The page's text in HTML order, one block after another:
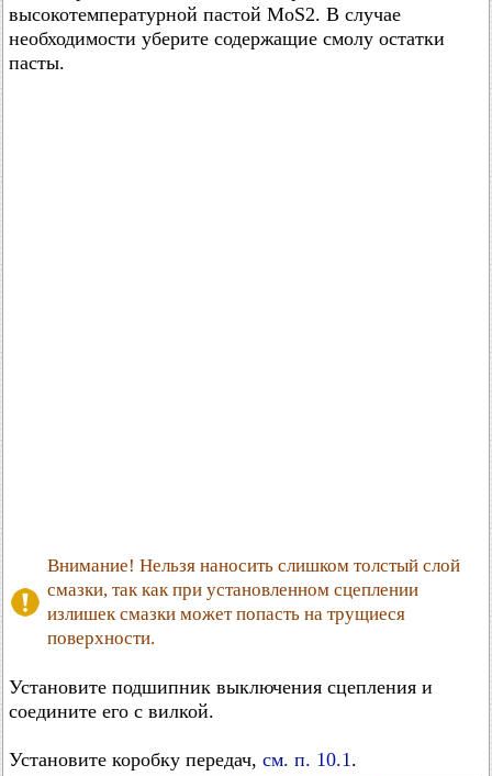
высокотемпературной пастой MoS2. В случае
необходимости уберите содержащие смолу остатки
пасты.
Внимание! Нельзя наносить слишком толстый слой
смазки, так как при установленном сцеплении
излишек смазки может попасть на трущиеся
поверхности.
Установите подшипник выключения сцепления и
соедините его с вилкой.
Установите коробку передач, см. п. 10.1.